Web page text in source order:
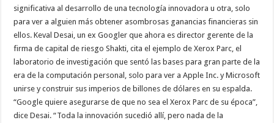
significativa al desarrollo de una tecnología innovadora u otra, solo
para ver a alguien más obtener asombrosas ganancias financieras sin
ellos. Keval Desai, un ex Googler que ahora es director gerente de la
firma de capital de riesgo Shakti, cita el ejemplo de Xerox Parc, el
laboratorio de investigación que sentó las bases para gran parte de la
era de la computación personal, solo para ver a Apple Inc. y Microsoft
unirse y construir sus imperios de billones de dólares en su espalda.
“Google quiere asegurarse de que no sea el Xerox Parc de su época”,
dice Desai. “Toda la innovación sucedió allí, pero nada de la